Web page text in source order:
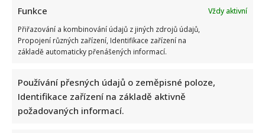
Funkce
Vždy aktivní
Přiřazování a kombinování údajů z jiných zdrojů údajů,
Propojení různých zařízení, Identifikace zařízení na
základě automaticky přenášených informací.
Používání přesných údajů o zeměpisné poloze,
Identifikace zařízení na základě aktivně
požadovaných informací.
Poslední chvíle Ivety Bartošové: Maminka z telefonátu
cítila zlepšení, poté přišla nejtvrdší rána